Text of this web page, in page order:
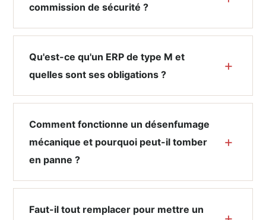
commission de sécurité ?
Qu'est-ce qu'un ERP de type M et
quelles sont ses obligations ?
Comment fonctionne un désenfumage
mécanique et pourquoi peut-il tomber
en panne ?
Faut-il tout remplacer pour mettre un